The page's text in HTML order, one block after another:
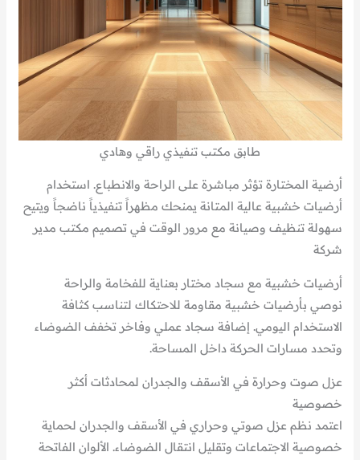
طابق مكتب تنفيذي راقي وهادي
أرضية المختارة تؤثر مباشرة على الراحة والانطباع. استخدام
أرضيات خشبية عالية المتانة يمنحك مظهراً تنفيذياً ناضجاً ويتيح
سهولة تنظيف وصيانة مع مرور الوقت في تصميم مكتب مدير
شركة
أرضيات خشبية مع سجاد مختار بعناية للفخامة والراحة
نوصي بأرضيات خشبية مقاومة للاحتكاك لتناسب كثافة
الاستخدام اليومي. إضافة سجاد عملي وفاخر تخفف الضوضاء
وتحدد مسارات الحركة داخل المساحة.
عزل صوت وحرارة في الأسقف والجدران لمحادثات أكثر
خصوصية
اعتمد نظم عزل صوتي وحراري في الأسقف والجدران لحماية
خصوصية الاجتماعات وتقليل انتقال الضوضاء. الألوان الفاتحة